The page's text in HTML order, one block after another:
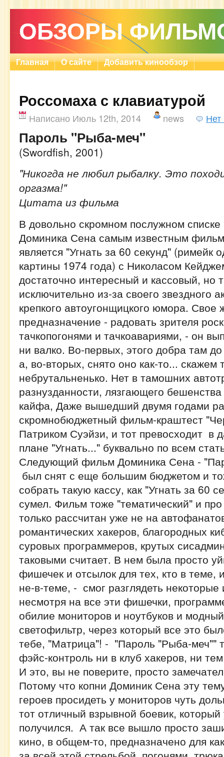
ОБЗОРЫ
Главная О сайте Добавить кинообзор
Россомаха с клавиатурой
Написано Июль 12th, 2014 news Нет
Пароль "Рыба-меч"
(Swordfish, 2001)
"Никогда не любил рыбалку. Это
оргазма!"
Цитата из фильма
В довольно скромном послужном
Доминика Сена самым известным
является "Угнать за 60 секунд" (римейк
картины 1974 года) с Николасом
достаточно интересный и кассовый, но
исключительно из-за своего звездного
крепкого автоугонщицкого юмора. Свое
предназначение - радовать зрителя
тачкопогонями и тачкоавариями, - он
ни валко. Во-первых, этого добра там
а, во-вторых, снято оно как-то... скажем
небрутальненько. Нет в тамошних
разнузданности, лязгающего
кайфа, Даже вышедший двумя годами
скромнобюджетный фильм-краштест
Патриком Суэйзи, и тот превосходит в
плане "Угнать..." буквально по всем
Следующий фильм Доминика Сена -
был снят с еще большим бюджетом и
собрать такую кассу, как "Угнать за 60
сумел. Фильм тоже "тематический" и про
только рассчитан уже не на
романтических хакеров, благородных
суровых программеров, крутых
таковыми считает. В нем была просто
фишечек и отсылок для тех, кто в теме,
не-в-теме, - смог разглядеть некоторые
несмотря на все эти фишечки,
обилие мониторов и ноутбуков и
светофильтр, через который все это
тебе, "Матрица"! - "Пароль "Рыба-меч""
фэйс-контроль ни в клуб хакеров, ни
И это, вы не поверите, просто
Потому что копни Доминик Сена эту
героев просидеть у мониторов чуть
тот отличный взрывной боевик, который
получился. А так все вышло просто
кино, в общем-то, предназначено для